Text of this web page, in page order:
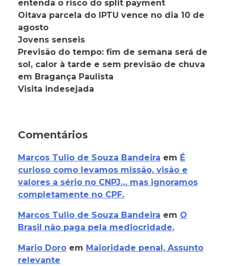
entenda o risco do split payment
Oitava parcela do IPTU vence no dia 10 de
agosto
Jovens senseis
Previsão do tempo: fim de semana será de
sol, calor à tarde e sem previsão de chuva
em Bragança Paulista
Visita indesejada
Comentários
Marcos Tulio de Souza Bandeira em É
curioso como levamos missão, visão e
valores a sério no CNPJ… mas ignoramos
completamente no CPF.
Marcos Tulio de Souza Bandeira em O
Brasil não paga pela mediocridade.
Mario Doro em Maioridade penal, Assunto
relevante